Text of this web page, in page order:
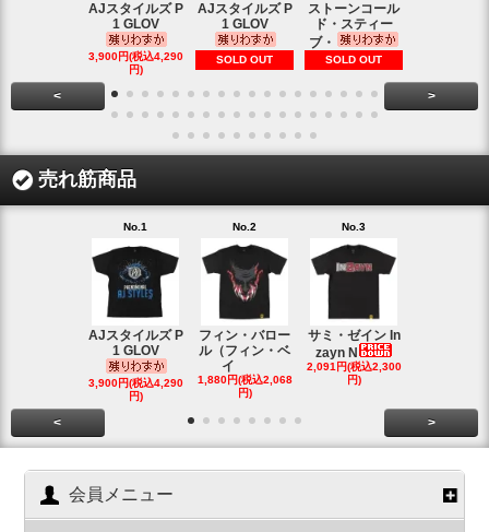
AJスタイルズ P
1 GLOV
3,900円(税込4,290
円)
AJスタイルズ P
1 GLOV
SOLD OUT
ストーンコール
ド・スティー
ブ・
SOLD OUT
< >
売れ筋商品
No.1
AJスタイルズ P
1 GLOV
3,900円(税込4,290
円)
No.2
フィン・バロー
ル（フィン・ベ
イ
1,880円(税込2,068
円)
No.3
サミ・ゼイン In
zayn N
2,091円(税込2,300
円)
< >
会員メニュー